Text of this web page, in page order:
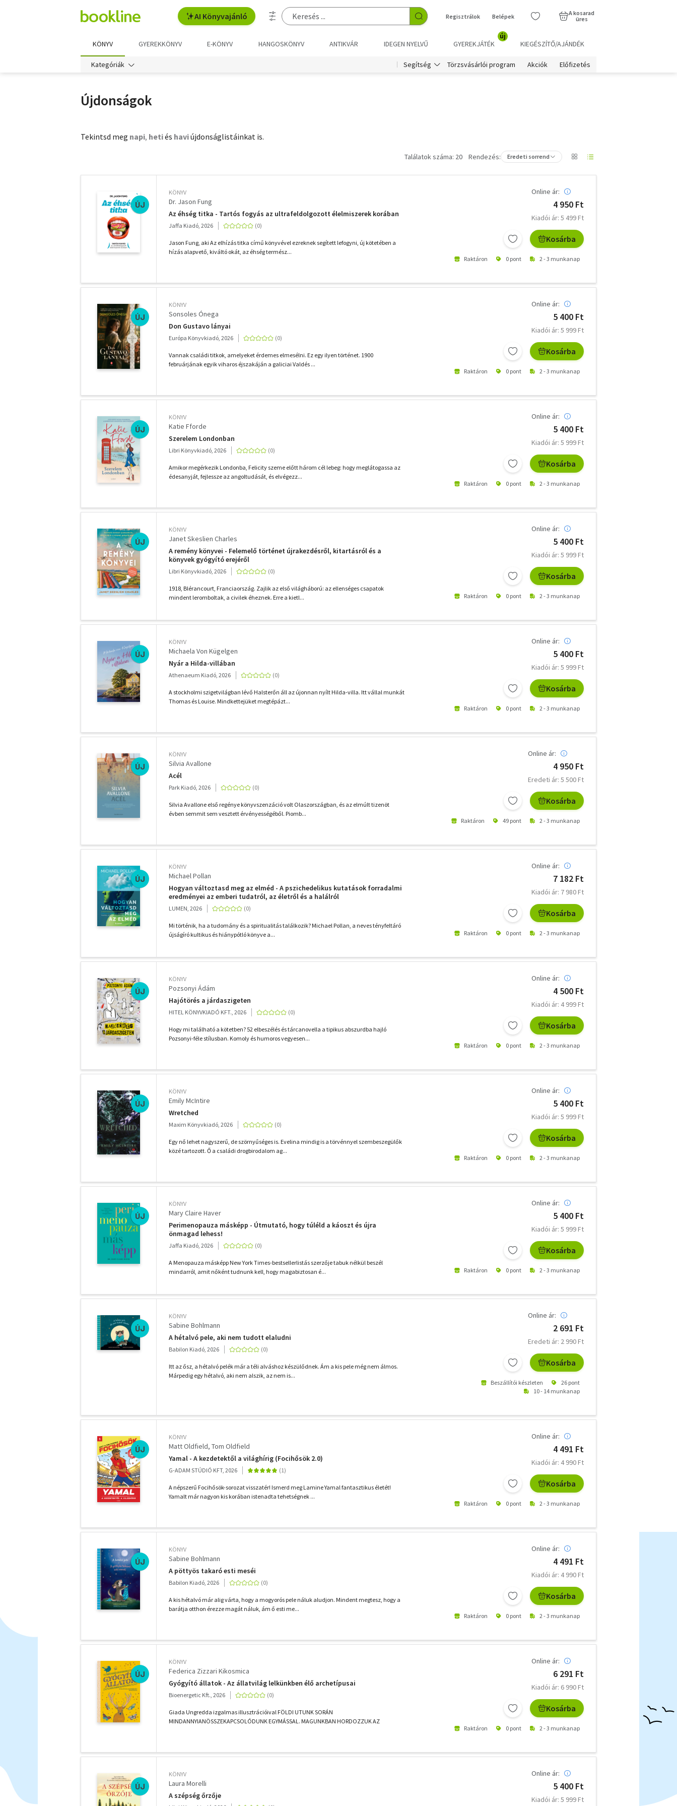
AI Könyvajánló Regisztrálok Belépek
A kosarad
üres
KÖNYV GYEREKKÖNYV E-KÖNYV HANGOSKÖNYV ANTIKVÁR IDEGEN NYELVŰ GYEREKJÁTÉK
új
KIEGÉSZÍTŐ/AJÁNDÉK
Kategóriák Segítség Törzsvásárlói program Akciók Előfizetés
Újdonságok
Tekintsd meg napi, hetiés haviújdonságlistáinkat is.
Találatok száma: 20 Rendezés: Eredeti sorrend
ÚJ
KÖNYV
Dr. Jason Fung
Az éhség titka - Tartós fogyás az ultrafeldolgozott élelmiszerek korában
Jaffa Kiadó, 2026
Jason Fung, aki Az elhízás titka című könyvével ezreknek segített lefogyni, új kötetében a
hízás alapvető, kiváltó okát, az éhség termész...
Online ár:
4 950 Ft
Kiadói ár: 5 499 Ft
Kosárba
Raktáron 0 pont 2 - 3 munkanap
ÚJ
KÖNYV
Sonsoles Ónega
Don Gustavo lányai
Európa Könyvkiadó, 2026
Vannak családi titkok, amelyeket érdemes elmesélni. Ez egy ilyen történet. 1900
februárjának egyik viharos éjszakáján a galiciai Valdés ...
Online ár:
5 400 Ft
Kiadói ár: 5 999 Ft
Kosárba
Raktáron 0 pont 2 - 3 munkanap
ÚJ
KÖNYV
Katie Fforde
Szerelem Londonban
Libri Könyvkiadó, 2026
Amikor megérkezik Londonba, Felicity szeme előtt három cél lebeg: hogy meglátogassa az
édesanyját, fejlessze az angoltudását, és elvégezz...
Online ár:
5 400 Ft
Kiadói ár: 5 999 Ft
Kosárba
Raktáron 0 pont 2 - 3 munkanap
ÚJ
KÖNYV
Janet Skeslien Charles
A remény könyvei - Felemelő történet újrakezdésről, kitartásról és a
könyvek gyógyító erejéről
Libri Könyvkiadó, 2026
1918, Blérancourt, Franciaország. Zajlik az első világháború: az ellenséges csapatok
mindent leromboltak, a civilek éheznek. Erre a kietl...
Online ár:
5 400 Ft
Kiadói ár: 5 999 Ft
Kosárba
Raktáron 0 pont 2 - 3 munkanap
ÚJ
KÖNYV
Michaela Von Kügelgen
Nyár a Hilda-villában
Athenaeum Kiadó, 2026
A stockholmi szigetvilágban lévő Halsterőn áll az újonnan nyílt Hilda-villa. Itt vállal munkát
Thomas és Louise. Mindkettejüket megtépázt...
Online ár:
5 400 Ft
Kiadói ár: 5 999 Ft
Kosárba
Raktáron 0 pont 2 - 3 munkanap
ÚJ
KÖNYV
Silvia Avallone
Acél
Park Kiadó, 2026
Silvia Avallone első regénye könyvszenzáció volt Olaszországban, és az elmúlt tizenöt
évben semmit sem vesztett érvényességéből. Piomb...
Online ár:
4 950 Ft
Eredeti ár: 5 500 Ft
Kosárba
Raktáron 49 pont 2 - 3 munkanap
ÚJ
KÖNYV
Michael Pollan
Hogyan változtasd meg az elméd - A pszichedelikus kutatások forradalmi
eredményei az emberi tudatról, az életről és a halálról
LUMEN, 2026
Mi történik, ha a tudomány és a spiritualitás találkozik? Michael Pollan, a neves tényfeltáró
újságíró kultikus és hiánypótló könyve a...
Online ár:
7 182 Ft
Kiadói ár: 7 980 Ft
Kosárba
Raktáron 0 pont 2 - 3 munkanap
ÚJ
KÖNYV
Pozsonyi Ádám
Hajótörés a járdaszigeten
HITEL KÖNYVKIADÓ KFT., 2026
Hogy mi található a kötetben? 52 elbeszélés és tárcanovella a tipikus abszurdba hajló
Pozsonyi-féle stílusban. Komoly és humoros vegyesen...
Online ár:
4 500 Ft
Kiadói ár: 4 999 Ft
Kosárba
Raktáron 0 pont 2 - 3 munkanap
ÚJ
KÖNYV
Emily McIntire
Wretched
Maxim Könyvkiadó, 2026
Egy nő lehet nagyszerű, de szörnyűséges is. Evelina mindig is a törvénnyel szembeszegülők
közé tartozott. Ő a családi drogbirodalom ag...
Online ár:
5 400 Ft
Kiadói ár: 5 999 Ft
Kosárba
Raktáron 0 pont 2 - 3 munkanap
ÚJ
KÖNYV
Mary Claire Haver
Perimenopauza másképp - Útmutató, hogy túléld a káoszt és újra
önmagad lehess!
Jaffa Kiadó, 2026
A Menopauza másképp New York Times-bestsellerlistás szerzője tabuk nélkül beszél
mindarról, amit nőként tudnunk kell, hogy magabiztosan é...
Online ár:
5 400 Ft
Kiadói ár: 5 999 Ft
Kosárba
Raktáron 0 pont 2 - 3 munkanap
ÚJ
KÖNYV
Sabine Bohlmann
A hétalvó pele, aki nem tudott elaludni
Babilon Kiadó, 2026
Itt az ősz, a hétalvó pelék már a téli alváshoz készülődnek. Ám a kis pele még nem álmos.
Márpedig egy hétalvó, aki nem alszik, az nem is...
Online ár:
2 691 Ft
Eredeti ár: 2 990 Ft
Kosárba
Beszállítói készleten
26 pont
10 - 14 munkanap
ÚJ
KÖNYV
Matt Oldfield Tom Oldfield
Yamal - A kezdetektől a világhírig (Focihősök 2.0)
G-ADAM STÚDIÓ KFT, 2026
A népszerű Focihősök-sorozat visszatér! Ismerd meg Lamine Yamal fantasztikus életét!
Yamalt már nagyon kis korában istenadta tehetségnek ...
Online ár:
4 491 Ft
Kiadói ár: 4 990 Ft
Kosárba
Raktáron 0 pont 2 - 3 munkanap
ÚJ
KÖNYV
Sabine Bohlmann
A pöttyös takaró esti meséi
Babilon Kiadó, 2026
A kis hétalvó már alig várta, hogy a mogyorós pele náluk aludjon. Mindent megtesz, hogy a
barátja otthon érezze magát náluk, ám ő esti me...
Online ár:
4 491 Ft
Kiadói ár: 4 990 Ft
Kosárba
Raktáron 0 pont 2 - 3 munkanap
ÚJ
KÖNYV
Federica Zizzari Kikosmica
Gyógyító állatok - Az állatvilág lelkünkben élő archetípusai
Bioenergetic Kft., 2026
Giada Ungredda izgalmas illusztrációival FÖLDI UTUNK SORÁN
MINDANNYIANÖSSZEKAPCSOLÓDUNK EGYMÁSSAL. MAGUNKBAN HORDOZZUK AZ
Online ár:
6 291 Ft
Kiadói ár: 6 990 Ft
Kosárba
Raktáron 0 pont 2 - 3 munkanap
ÚJ
KÖNYV
Laura Morelli
A szépség őrzője
Online ár:
5 400 Ft
Kiadói ár: 5 999 Ft